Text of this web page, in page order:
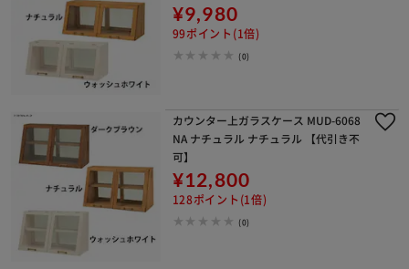
¥9,980
99ポイント(1倍)
(0)
カウンター上ガラスケース MUD-6068
NA ナチュラル ナチュラル 【代引き不
可】
¥12,800
128ポイント(1倍)
(0)